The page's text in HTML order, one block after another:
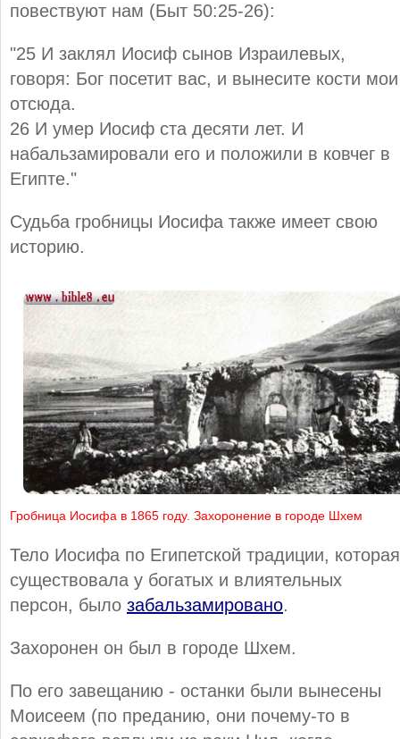
повествуют нам (Быт 50:25-26):
"25 И заклял Иосиф сынов Израилевых,
говоря: Бог посетит вас, и вынесите кости мои
отсюда.
26 И умер Иосиф ста десяти лет. И
набальзамировали его и положили в ковчег в
Египте."
Судьба гробницы Иосифа также имеет свою
историю.
Гробница Иосифа в 1865 году. Захоронение в городе Шхем
Тело Иосифа по Египетской традиции, которая
существовала у богатых и влиятельных
персон, было забальзамировано.
Захоронен он был в городе Шхем.
По его завещанию - останки были вынесены
Моисеем (по преданию, они почему-то в